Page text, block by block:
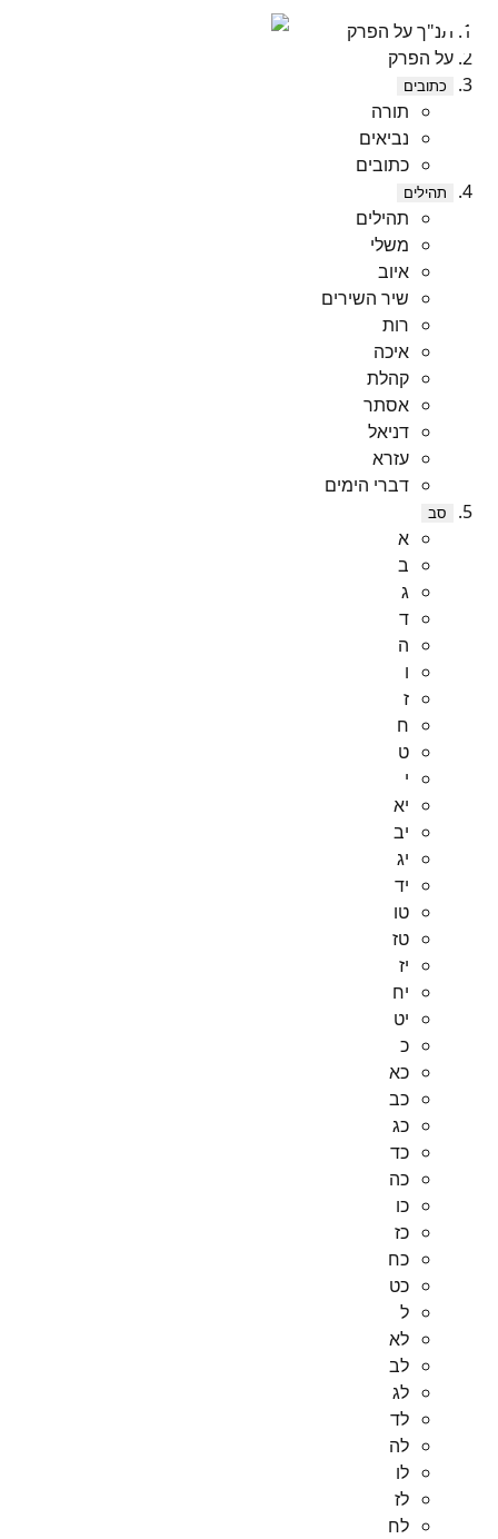
תנ"ך על הפרק
על הפרק
כתובים
תורה
נביאים
כתובים
תהילים
תהילים
משלי
איוב
שיר השירים
רות
איכה
קהלת
אסתר
דניאל
עזרא
דברי הימים
סב
א
ב
ג
ד
ה
ו
ז
ח
ט
י
יא
יב
יג
יד
טו
טז
יז
יח
יט
כ
כא
כב
כג
כד
כה
כו
כז
כח
כט
ל
לא
לב
לג
לד
לה
לו
לז
לח